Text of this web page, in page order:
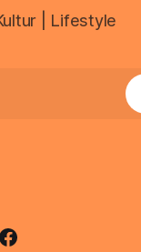
| Lifestyle